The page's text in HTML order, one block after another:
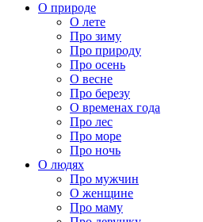
О природе
О лете
Про зиму
Про природу
Про осень
О весне
Про березу
О временах года
Про лес
Про море
Про ночь
О людях
Про мужчин
О женщине
Про маму